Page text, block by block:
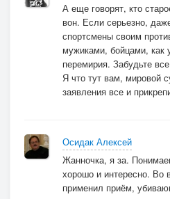
А еще говорят, кто
вон. Если серьезно,
спортсмены своим
мужиками, бойцами, как
перемирия. Забудьте
Я что тут вам, мировой
заявления все и
Осидак Алексей
Жанночка, я за.
хорошо и интересно. Во
применил приём,